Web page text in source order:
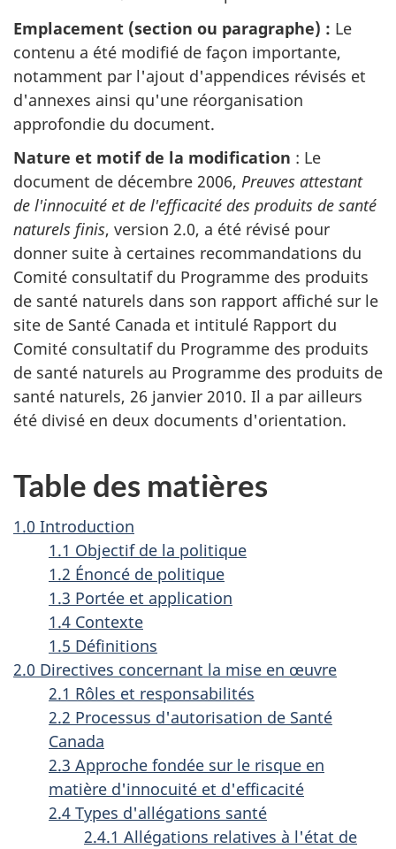
Emplacement (section ou paragraphe) : Le
contenu a été modifié de façon importante,
notamment par l'ajout d'appendices révisés et
d'annexes ainsi qu'une réorganisation
approfondie du document.
Nature et motif de la modification : Le
document de décembre 2006, Preuves attestant
de l'innocuité et de l'efficacité des produits de santé
naturels finis, version 2.0, a été révisé pour
donner suite à certaines recommandations du
Comité consultatif du Programme des produits
de santé naturels dans son rapport affiché sur le
site de Santé Canada et intitulé Rapport du
Comité consultatif du Programme des produits
de santé naturels au Programme des produits de
santé naturels, 26 janvier 2010. Il a par ailleurs
été divisé en deux documents d'orientation.
Table des matières
1.0 Introduction
1.1 Objectif de la politique
1.2 Énoncé de politique
1.3 Portée et application
1.4 Contexte
1.5 Définitions
2.0 Directives concernant la mise en œuvre
2.1 Rôles et responsabilités
2.2 Processus d'autorisation de Santé
Canada
2.3 Approche fondée sur le risque en
matière d'innocuité et d'efficacité
2.4 Types d'allégations santé
2.4.1 Allégations relatives à l'état de